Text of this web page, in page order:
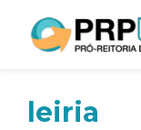
leiria